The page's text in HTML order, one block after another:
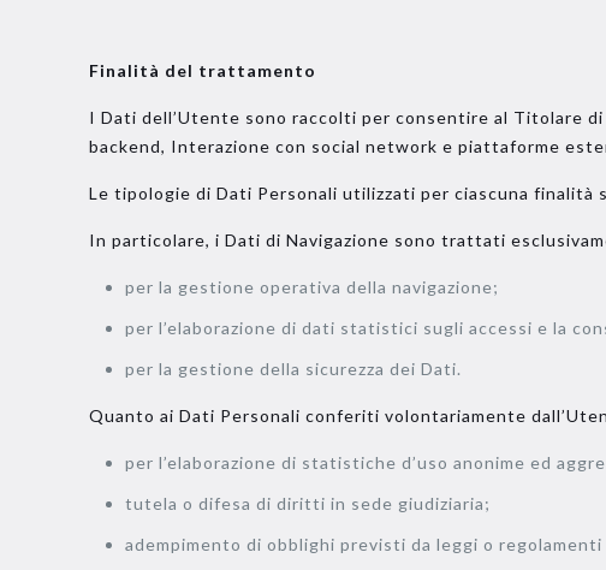
Finalità del trattamento
I Dati dell’Utente sono raccolti per consentire al Titolare
backend, Interazione con social network e piattaforme
Le tipologie di Dati Personali utilizzati per ciascuna
In particolare, i Dati di Navigazione sono trattati
per la gestione operativa della navigazione;
per l’elaborazione di dati statistici sugli accessi e la
per la gestione della sicurezza dei Dati.
Quanto ai Dati Personali conferiti volontariamente
per l’elaborazione di statistiche d’uso anonime ed
tutela o difesa di diritti in sede giudiziaria;
adempimento di obblighi previsti da leggi o